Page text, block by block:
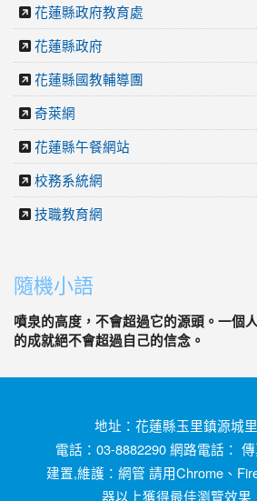
花蓮縣政府教育處
花蓮縣政府
花蓮縣國教輔導團
奇萊網
花蓮縣午餐網站
校務系統網
技職教育網
隨機小語
噴泉的高度，不會超過它的源頭。一個
的成就絕不會超過自己的信念。
地址：花蓮縣玉里鎮源城
電話：03-8882290 網路電話：
建置,維護： 網管 請用Chrome 、
器以上獲得最佳瀏覽效果